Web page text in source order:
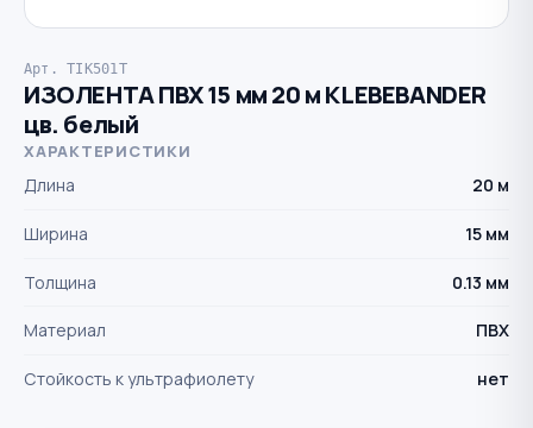
Арт. TIK501T
ИЗОЛЕНТА ПВХ 15 мм 20 м KLEBEBANDER
цв. белый
ХАРАКТЕРИСТИКИ
Длина 20 м
Ширина 15 мм
Толщина 0.13 мм
Материал ПВХ
Стойкость к ультрафиолету нет